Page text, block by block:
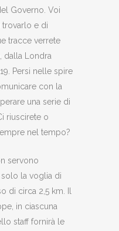
Governo. Voi
trovarlo e di
tracce verrete
dalla Londra
Persi nelle spire
con la
una serie di
riuscirete o
nel tempo?
servono
la voglia di
di circa 2,5 km. Il
in ciascuna
staff fornirà le